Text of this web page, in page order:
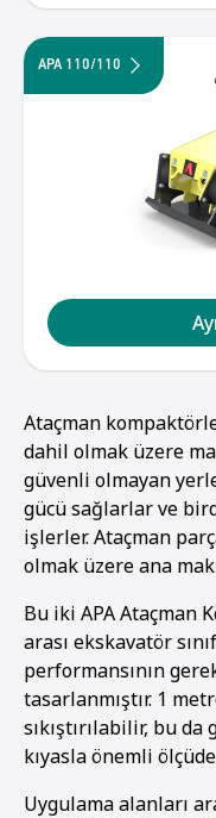
APA 110/110
Ataçman
dahil olmak üzere
güvenli olmayan
gücü sağlarlar ve
işlerler. Ataçman
olmak üzere ana
Bu iki APA Ataçman
arası ekskavatör
performansının
tasarlanmıştır. 1
sıkıştırılabilir, bu
kıyasla önemli
Uygulama alanları